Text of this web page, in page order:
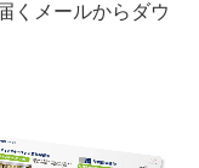
くメールからダウ